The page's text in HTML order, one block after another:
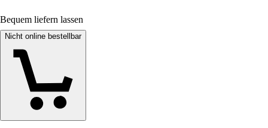
Bequem liefern lassen
Nicht online bestellbar